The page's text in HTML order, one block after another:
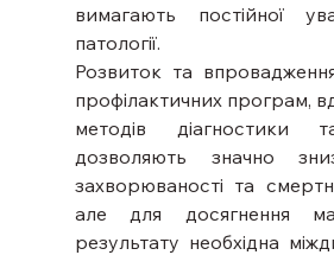
вимагають постійної
патології.
Розвиток та
профілактичних програм,
методів діагностики
дозволяють значно
захворюваності та
але для досягнення
результату необхідна